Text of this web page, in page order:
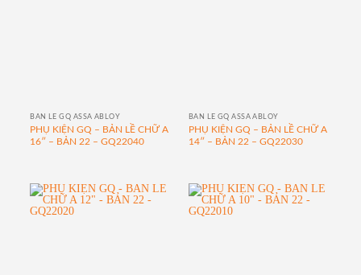
BẢN LỀ GQ ASSA ABLOY
PHỤ KIỆN GQ – BẢN LỀ CHỮ A
16″ – BẢN 22 – GQ22040
BẢN LỀ GQ ASSA ABLOY
PHỤ KIỆN GQ – BẢN LỀ CHỮ A
14″ – BẢN 22 – GQ22030